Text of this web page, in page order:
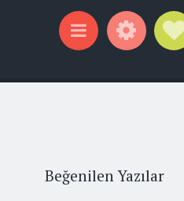
Beğenilen Yazılar